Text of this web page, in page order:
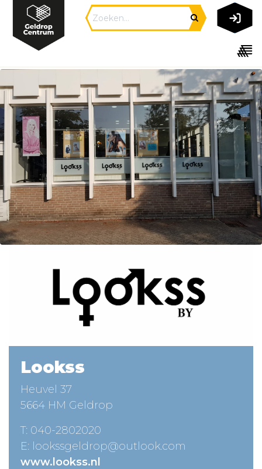
Lookss
Heuvel 37
5664 HM Geldrop
T: 040-2802020
E: lookssgeldrop@outlook.com
www.lookss.nl